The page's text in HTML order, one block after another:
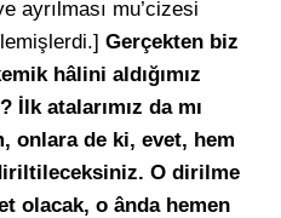
ayrılması mu’cizesi
Gerçekten biz
hâlini aldığımız
atalarımız da mı
onlara de ki, evet, hem
O dirilme
olacak, o ânda hemen